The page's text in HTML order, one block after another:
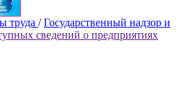
труда / Государственный надзор и
сведений о предприятиях